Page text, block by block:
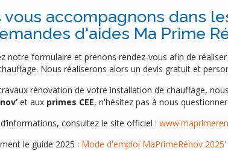
vous accompagnons dans
d'aides Ma Prime
notre formulaire et prenons rendez-vous afin de
Nous réaliserons alors un devis gratuit et
rénovation de votre installation de chauffage,
et aux primes CEE, n'hésitez pas à nous
consultez le site officiel :
le guide 2025 : Mode d'emploi MaPrimeRénov 2025'